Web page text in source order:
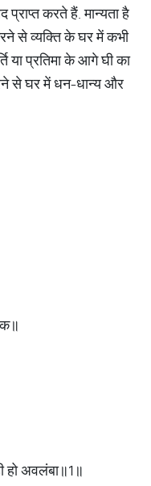
प्राप्त करते हैं. मान्यता है
से व्यक्ति के घर में कभी
या प्रतिमा के आगे घी का
से घर में धन-धान्य और
अवलंबा॥1॥